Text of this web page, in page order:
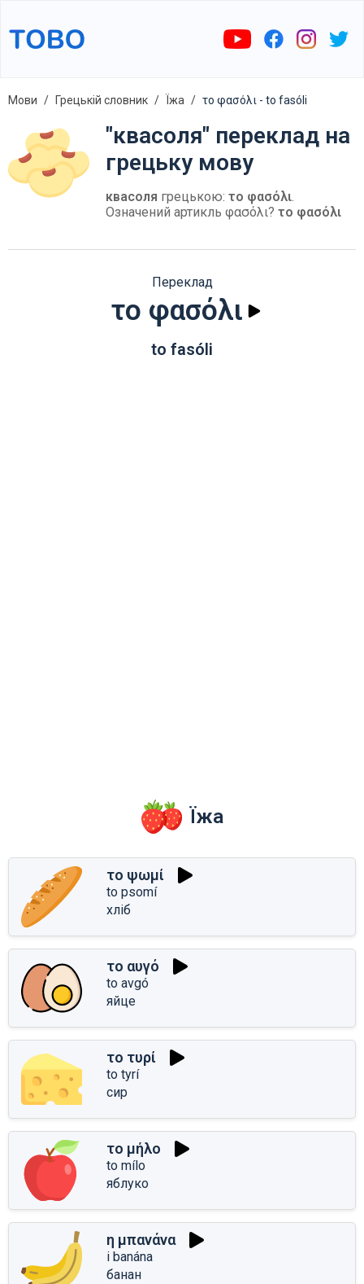
Мови Грецькій словник Їжа το φασόλι - to fasóli
"квасоля" переклад на
грецьку мову
квасоля грецькою: το φασόλι.
Означений артикль φασόλι? το φασόλι
Переклад
το φασόλι
to fasóli
Їжа
το ψωμί
to psomí
хліб
το αυγό
to avgó
яйце
το τυρί
to tyrí
сир
το μήλο
to mílo
яблуко
η μπανάνα
i banána
банан